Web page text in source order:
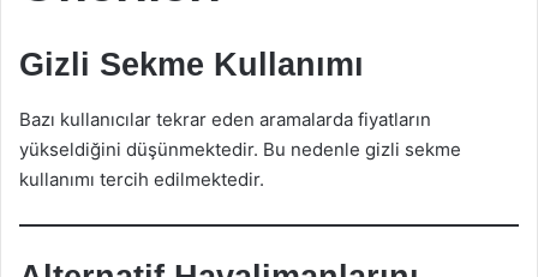
Gizli Sekme Kullanımı
Bazı kullanıcılar tekrar eden aramalarda fiyatların
yükseldiğini düşünmektedir. Bu nedenle gizli sekme
kullanımı tercih edilmektedir.